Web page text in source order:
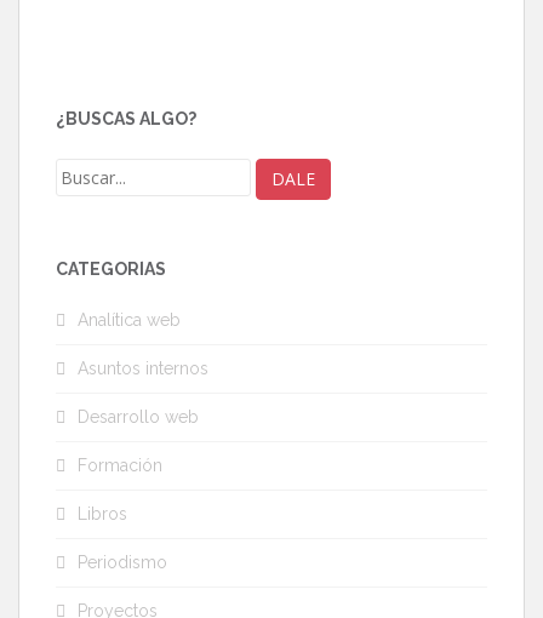
¿BUSCAS ALGO?
CATEGORÍAS
Analítica web
Asuntos internos
Desarrollo web
Formación
Libros
Periodismo
Proyectos